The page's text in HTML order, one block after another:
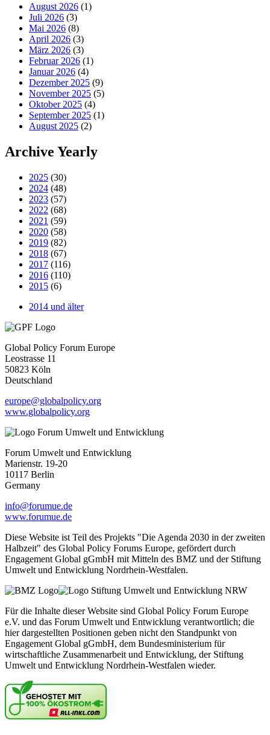
August 2026 (1)
Juli 2026 (3)
Mai 2026 (8)
April 2026 (3)
März 2026 (3)
Februar 2026 (1)
Januar 2026 (4)
Dezember 2025 (9)
November 2025 (5)
Oktober 2025 (4)
September 2025 (1)
August 2025 (2)
Archive Yearly
2025 (30)
2024 (48)
2023 (57)
2022 (68)
2021 (59)
2020 (58)
2019 (82)
2018 (67)
2017 (116)
2016 (110)
2015 (6)
2014 und älter
Global Policy Forum Europe
Leostrasse 11
50823 Köln
Deutschland
europe@globalpolicy.org
www.globalpolicy.org
Forum Umwelt und Entwicklung
Marienstr. 19-20
10117 Berlin
Germany
info@forumue.de
www.forumue.de
Diese Website ist Teil des Projekts "Die Agenda 2030 in der zweiten
Halbzeit" des Global Policy Forums Europe, gefördert durch
Engagement Global gGmbH mit Mitteln des BMZ und der Stiftung
Umwelt und Entwicklung Nordrhein-Westfalen.
Für die Inhalte dieser Website sind Global Policy Forum Europe
e.V. und das Forum Umwelt und Entwicklung verantwortlich; die
hier dargestellten Positionen geben nicht den Standpunkt von
Engagement Global gGmbH, dem Bundesministerium für
wirtschaftliche Zusammenarbeit und Entwicklung, der Stiftung
Umwelt und Entwicklung Nordrhein-Westfalen wieder.